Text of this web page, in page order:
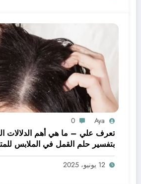
Aya
0
تعرف علي – ما هي أهم الدلالات
بتفسير حلم القمل في الملابس
ابن سيرين؟ – بالتفصيل
12 يونيو، 2025